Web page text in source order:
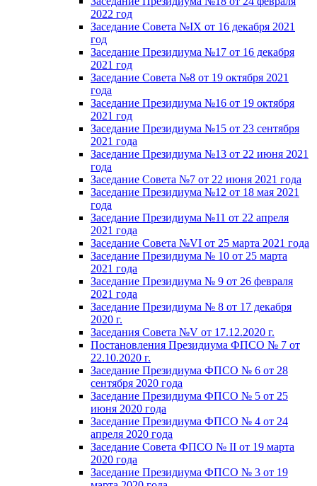
2022 год
Заседание Совета №IX от 16 декабря 2021
год
Заседание Президиума №17 от 16 декабря
2021 год
Заседание Совета №8 от 19 октября 2021
года
Заседание Президиума №16 от 19 октября
2021 год
Заседание Президиума №15 от 23 сентября
2021 года
Заседание Президиума №13 от 22 июня 2021
года
Заседание Совета №7 от 22 июня 2021 года
Заседание Президиума №12 от 18 мая 2021
года
Заседание Президиума №11 от 22 апреля
2021 года
Заседание Совета №VI от 25 марта 2021 года
Заседание Президиума № 10 от 25 марта
2021 года
Заседание Президиума № 9 от 26 февраля
2021 года
Заседание Президиума № 8 от 17 декабря
2020 г.
Заседания Совета №V от 17.12.2020 г.
Постановления Президиума ФПСО № 7 от
22.10.2020 г.
Заседание Президиума ФПСО № 6 от 28
сентября 2020 года
Заседание Президиума ФПСО № 5 от 25
июня 2020 года
Заседание Президиума ФПСО № 4 от 24
апреля 2020 года
Заседание Совета ФПСО № II от 19 марта
2020 года
Заседание Президиума ФПСО № 3 от 19